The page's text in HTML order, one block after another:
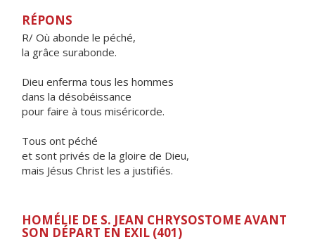
RÉPONS
R/ Où abonde le péché,
la grâce surabonde.
Dieu enferma tous les hommes
dans la désobéissance
pour faire à tous miséricorde.
Tous ont péché
et sont privés de la gloire de Dieu,
mais Jésus Christ les a justifiés.
HOMÉLIE DE S. JEAN CHRYSOSTOME AVANT
SON DÉPART EN EXIL (401)